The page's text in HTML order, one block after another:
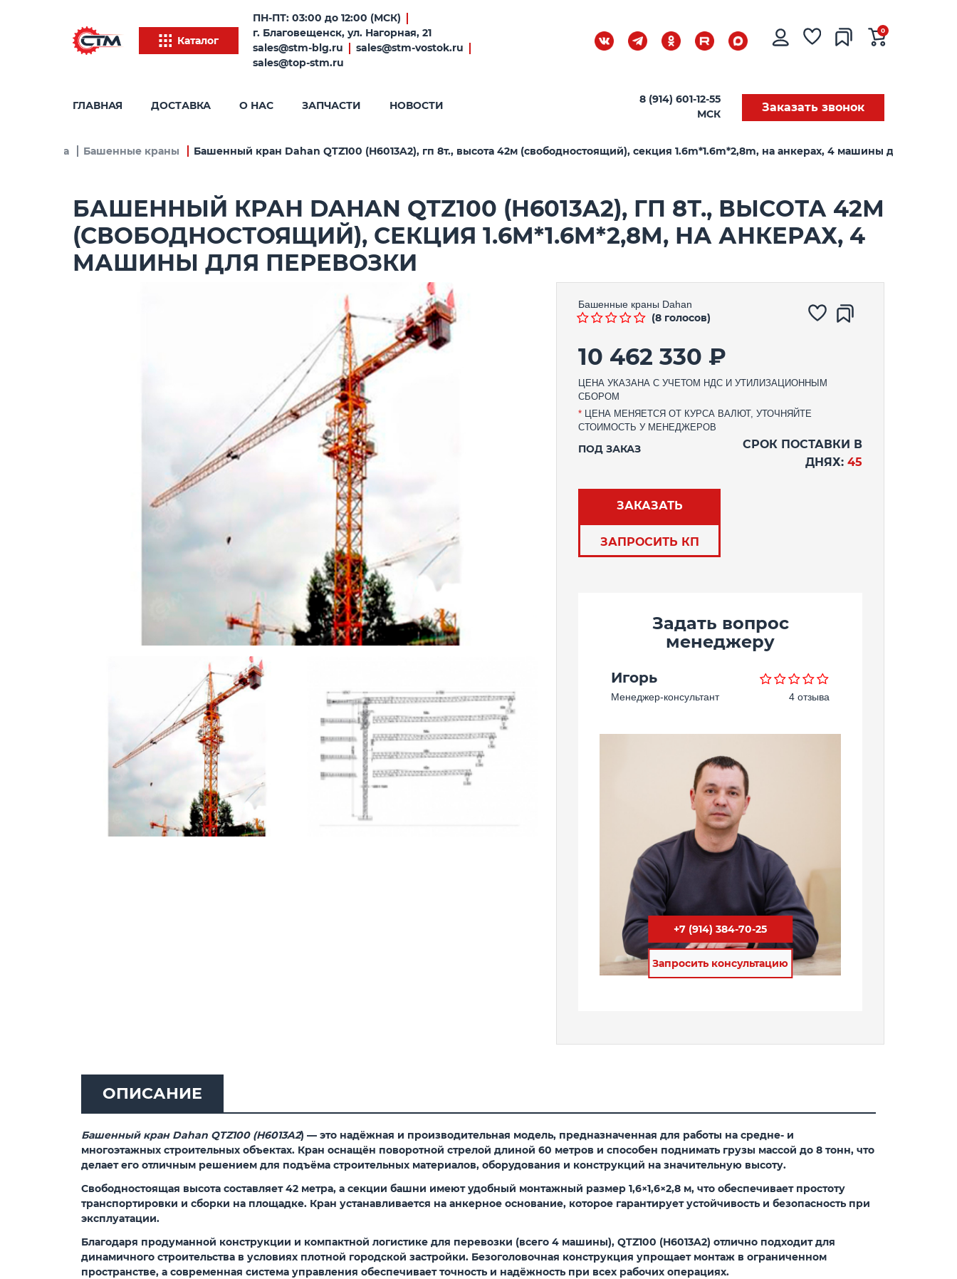
Каталог
ПН-ПТ: 03:00 до 12:00 (МСК)
г. Благовещенск, ул. Нагорная, 21
sales@stm-blg.ru
sales@stm-vostok.ru
sales@top-stm.ru
0
ГЛАВНАЯ ДОСТАВКА О НАС ЗАПЧАСТИ НОВОСТИ
8 (914) 601-12-55
МСК
Заказать звонок
техника Башенные краны Башенный кран Dahan QTZ100 (H6013A2), гп 8т., высота 42м (свободностоящий), секция 1.6m*1.6m*2,8m, на анкерах, 4 машины для
БАШЕННЫЙ КРАН DAHAN QTZ100 (H6013A2), ГП 8Т., ВЫСОТА 42М
(СВОБОДНОСТОЯЩИЙ), СЕКЦИЯ 1.6M*1.6M*2,8M, НА АНКЕРАХ, 4
МАШИНЫ ДЛЯ ПЕРЕВОЗКИ
Башенные краны Dahan
(8 голосов)
10 462 330 ₽
ЦЕНА УКАЗАНА С УЧЕТОМ НДС И УТИЛИЗАЦИОННЫМ
СБОРОМ
* ЦЕНА МЕНЯЕТСЯ ОТ КУРСА ВАЛЮТ, УТОЧНЯЙТЕ
СТОИМОСТЬ У МЕНЕДЖЕРОВ
ПОД ЗАКАЗ
СРОК ПОСТАВКИ В
ДНЯХ: 45
ЗАКАЗАТЬ
ЗАПРОСИТЬ КП
Задать вопрос
менеджеру
Игорь
Менеджер-консультант 4 отзыва
+7 (914) 384-70-25
Запросить консультацию
ОПИСАНИЕ
Башенный кран Dahan QTZ100 (H6013A2) — это надёжная и производительная модель, предназначенная для работы на средне- и
многоэтажных строительных объектах. Кран оснащён поворотной стрелой длиной 60 метров и способен поднимать грузы массой до 8 тонн, что
делает его отличным решением для подъёма строительных материалов, оборудования и конструкций на значительную высоту.
Свободностоящая высота составляет 42 метра, а секции башни имеют удобный монтажный размер 1,6×1,6×2,8 м, что обеспечивает простоту
транспортировки и сборки на площадке. Кран устанавливается на анкерное основание, которое гарантирует устойчивость и безопасность при
эксплуатации.
Благодаря продуманной конструкции и компактной логистике для перевозки (всего 4 машины), QTZ100 (H6013A2) отлично подходит для
динамичного строительства в условиях плотной городской застройки. Безоголовочная конструкция упрощает монтаж в ограниченном
пространстве, а современная система управления обеспечивает точность и надёжность при всех рабочих операциях.